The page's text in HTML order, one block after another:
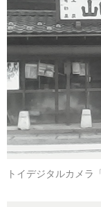
トイデジタルカメ